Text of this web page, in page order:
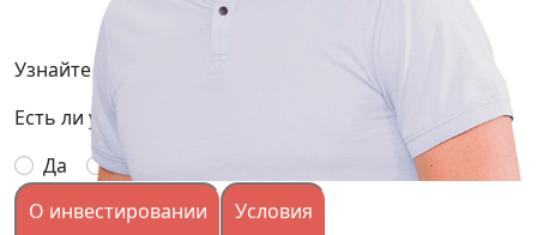
Узнайте подробней условия, заполнив заявку:
Есть ли у вас опыт выдачи займов под залог?
Да
Нет
О инвестировании
Условия